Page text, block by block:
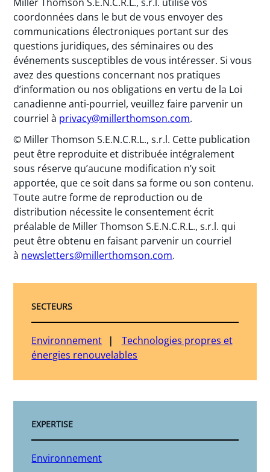
coordonnées dans le but de vous envoyer des
communications électroniques portant sur des
questions juridiques, des séminaires ou des
événements susceptibles de vous intéresser. Si vous
avez des questions concernant nos pratiques
d’information ou nos obligations en vertu de la Loi
canadienne anti-pourriel, veuillez faire parvenir un
courriel à privacy@millerthomson.com.
© Miller Thomson S.E.N.C.R.L., s.r.l. Cette publication
peut être reproduite et distribuée intégralement
sous réserve qu’aucune modification n’y soit
apportée, que ce soit dans sa forme ou son contenu.
Toute autre forme de reproduction ou de
distribution nécessite le consentement écrit
préalable de Miller Thomson S.E.N.C.R.L., s.r.l. qui
peut être obtenu en faisant parvenir un courriel
à newsletters@millerthomson.com.
SECTEURS
Environnement
Technologies propres et
énergies renouvelables
EXPERTISE
Environnement